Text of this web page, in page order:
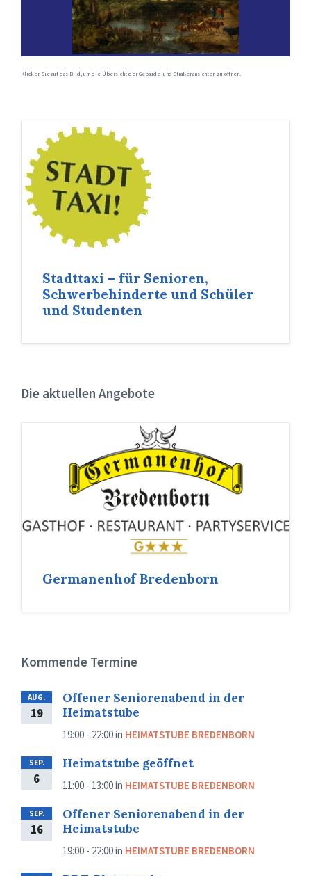
Klicken Sie auf das Bild, um die Übersicht der Gebäude- und Straßenansichten zu öffnen.
Stadttaxi – für Senioren,
Schwerbehinderte und Schüler
und Studenten
Die aktuellen Angebote
Germanenhof Bredenborn
Kommende Termine
AUG.
19
Offener Seniorenabend in der
Heimatstube
19:00 - 22:00in HEIMATSTUBE BREDENBORN
SEP.
6
Heimatstube geöffnet
11:00 - 13:00in HEIMATSTUBE BREDENBORN
SEP.
16
Offener Seniorenabend in der
Heimatstube
19:00 - 22:00in HEIMATSTUBE BREDENBORN